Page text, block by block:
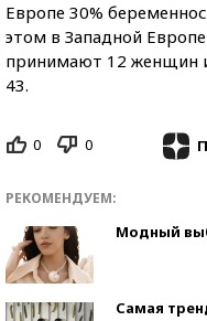
Европе 30%
этом в Западной
принимают 12 женщин
43.
0 0
РЕКОМЕНДУЕМ:
Модный
Самая